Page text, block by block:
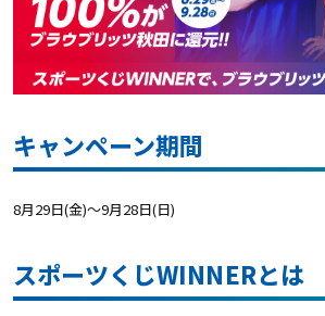
キャンペーン期間
8月29日(金)〜9月28日(日)
スポーツくじWINNERとは